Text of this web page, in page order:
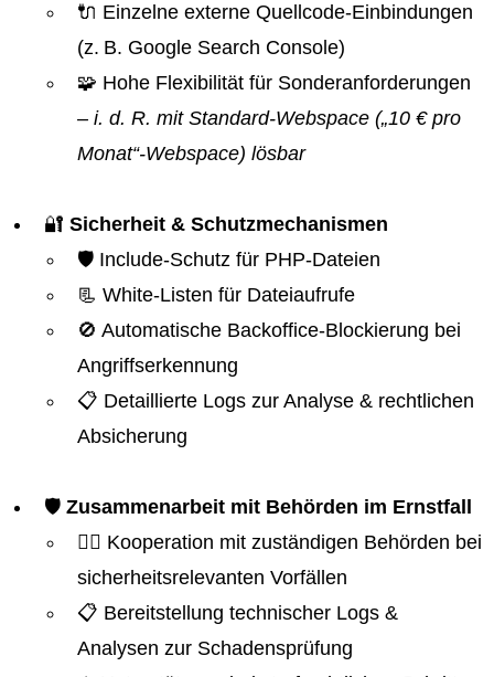
🔌 Einzelne externe Quellcode-Einbindungen
(z. B. Google Search Console)
🧩 Hohe Flexibilität für Sonderanforderungen
– i. d. R. mit Standard-Webspace („10 € pro
Monat“-Webspace) lösbar
🔐 Sicherheit & Schutzmechanismen
🛡️ Include-Schutz für PHP-Dateien
📃 White-Listen für Dateiaufrufe
🚫 Automatische Backoffice-Blockierung bei
Angriffserkennung
📋 Detaillierte Logs zur Analyse & rechtlichen
Absicherung
🛡️ Zusammenarbeit mit Behörden im Ernstfall
👮‍♂️ Kooperation mit zuständigen Behörden bei
sicherheitsrelevanten Vorfällen
📋 Bereitstellung technischer Logs &
Analysen zur Schadensprüfung